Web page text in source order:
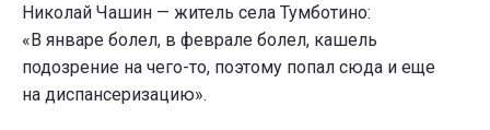
Николай Чашин — житель села Тумботино:
«В январе болел, в феврале болел, кашель
подозрение на чего-то, поэтому попал сюда и еще
на диспансеризацию».